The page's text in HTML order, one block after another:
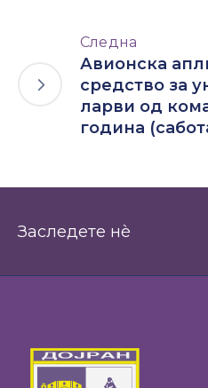
Следна
Авионска
средство за
ларви од
година
Заследете нè